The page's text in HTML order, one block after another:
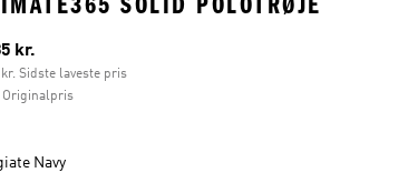
pris
kr.
kr. Sidste laveste pris
Originalpris
Navy